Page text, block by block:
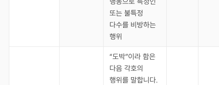
또는 불특정
다수를 비방하는
행위
“도박”이라 함은
다음 각호의
행위를 말합니다.